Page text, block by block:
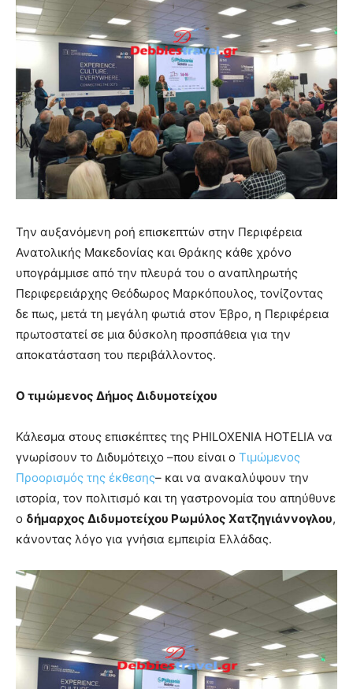
Την αυξανόμενη ροή επισκεπτών στην Περιφέρεια
Ανατολικής Μακεδονίας και Θράκης κάθε χρόνο
υπογράμμισε από την πλευρά του ο αναπληρωτής
Περιφερειάρχης Θεόδωρος Μαρκόπουλος, τονίζοντας
δε πως, μετά τη μεγάλη φωτιά στον Έβρο, η Περιφέρεια
πρωτοστατεί σε μια δύσκολη προσπάθεια για την
αποκατάσταση του περιβάλλοντος.
Ο τιμώμενος Δήμος Διδυμοτείχου
Κάλεσμα στους επισκέπτες της PHILOXENIA HOTELIA να
γνωρίσουν το Διδυμότειχο –που είναι ο Τιμώμενος
Προορισμός της έκθεσης– και να ανακαλύψουν την
ιστορία, τον πολιτισμό και τη γαστρονομία του απηύθυνε
ο δήμαρχος Διδυμοτείχου Ρωμύλος Χατζηγιάννογλου,
κάνοντας λόγο για γνήσια εμπειρία Ελλάδας.